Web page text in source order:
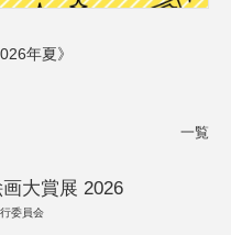
年夏》
一覧
大賞展 2026
委員会